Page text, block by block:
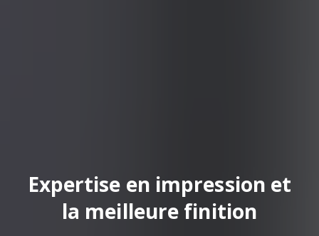
Expertise en impression et
la meilleure finition